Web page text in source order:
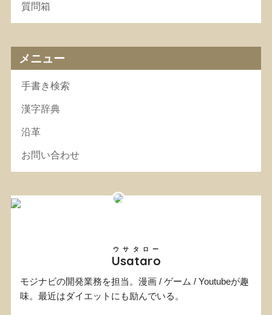
質問箱
メニュー
手書き検索
漢字辞典
沿革
お問い合わせ
Usataro
ウサタロー
モジナビの開発業務を担当。漫画 / ゲーム / Youtubeが趣
味。最近はダイエットにも励んでいる。